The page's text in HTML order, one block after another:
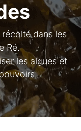
dans les
Ré.
les algues et